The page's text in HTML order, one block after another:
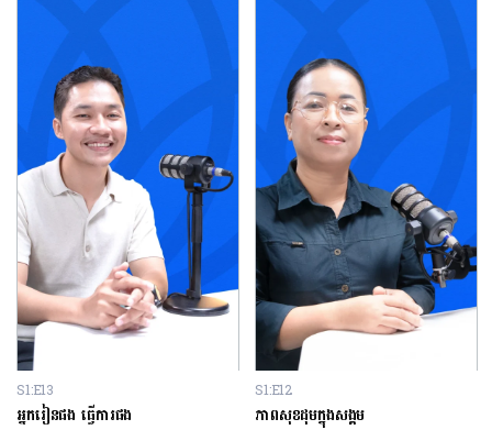
S1:E13
អ្នករៀនផង ធ្វើការផង
S1:E12
ភាពសុខដុមក្នុងសង្គម